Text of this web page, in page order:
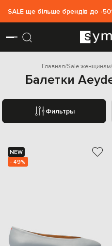
SALE ще більше брендів до -
Главная Sale женщинам
Балетки
Фильтры
NEW
- 49%